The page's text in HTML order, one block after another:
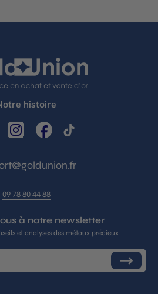
histoire
InstagramFacebookTikTok
09 78 80 44 88
à notre newsletter
et analyses des métaux précieux